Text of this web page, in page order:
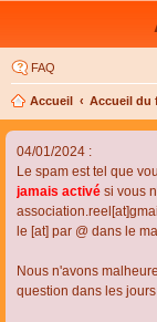
FAQ
Accueil Accueil du
04/01/2024 :
Le spam est tel que
jamais activé si vous
le [at] par @ dans le
Nous n'avons
question dans les